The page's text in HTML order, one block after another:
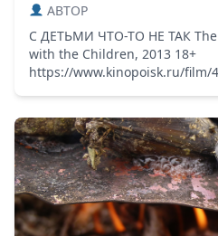
ABTOP
С ДЕТЬМИ ЧТО-ТО НЕ ТАК
with the Children, 2013 18+
https://www.kinopoisk.ru/film/